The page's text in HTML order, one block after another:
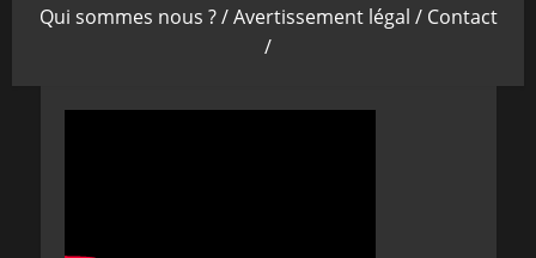
Qui sommes nous ? /Avertissement légal / Contact
/